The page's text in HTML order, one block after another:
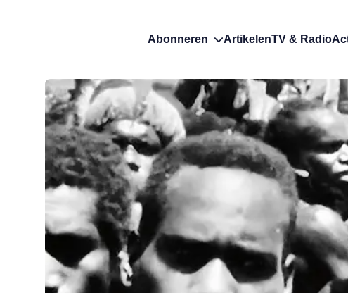
Abonneren ArtikelenTV & Radio